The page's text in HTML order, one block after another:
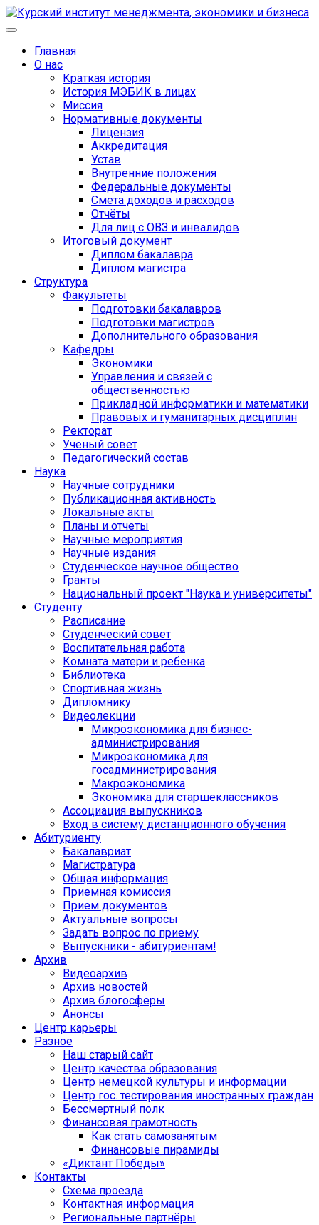
Главная
О нас
Краткая история
История МЭБИК в лицах
Миссия
Нормативные документы
Лицензия
Аккредитация
Устав
Внутренние положения
Федеральные документы
Смета доходов и расходов
Отчёты
Для лиц с ОВЗ и инвалидов
Итоговый документ
Диплом бакалавра
Диплом магистра
Структура
Факультеты
Подготовки бакалавров
Подготовки магистров
Дополнительного образования
Кафедры
Экономики
Управления и связей с
общественностью
Прикладной информатики и математики
Правовых и гуманитарных дисциплин
Ректорат
Ученый совет
Педагогический состав
Наука
Научные сотрудники
Публикационная активность
Локальные акты
Планы и отчеты
Научные мероприятия
Научные издания
Студенческое научное общество
Гранты
Национальный проект "Наука и университеты"
Студенту
Расписание
Студенческий совет
Воспитательная работа
Комната матери и ребенка
Библиотека
Спортивная жизнь
Дипломнику
Видеолекции
Микроэкономика для бизнес-
администрирования
Микроэкономика для
госадминистрирования
Макроэкономика
Экономика для старшеклассников
Ассоциация выпускников
Вход в систему дистанционного обучения
Абитуриенту
Бакалавриат
Магистратура
Общая информация
Приемная комиссия
Прием документов
Актуальные вопросы
Задать вопрос по приему
Выпускники - абитуриентам!
Архив
Видеоархив
Архив новостей
Архив блогосферы
Анонсы
Центр карьеры
Разное
Наш старый сайт
Центр качества образования
Центр немецкой культуры и информации
Центр гос. тестирования иностранных граждан
Бессмертный полк
Финансовая грамотность
Как стать самозанятым
Финансовые пирамиды
«Диктант Победы»
Контакты
Схема проезда
Контактная информация
Региональные партнёры